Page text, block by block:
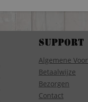
Support
Algemene
Betaalwijze
Bezorgen
Contact